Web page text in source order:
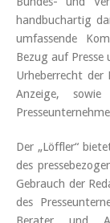
handbuchartig
umfassende
Bezug auf
Urheberrecht der
Anzeige,
Der „Löffler“
des
Gebrauch der
des